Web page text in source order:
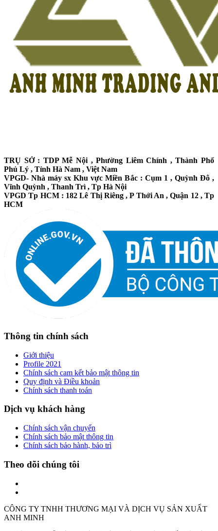
TRỤ SỞ : TDP Mễ Nội , Phường Liêm Chính , Thành Phố
Phủ Lý , Tỉnh Hà Nam , Việt Nam
VPGD- Nhà máy sx Khu vực Miền Bắc : Cụm 1 , Quỳnh Đô ,
Vĩnh Quỳnh , Thanh Trì , Tp Hà Nội
VPGD Tp HCM : 182 Lê Thị Riêng , P Thới An , Quận 12 , Tp
HCM
Thông tin chính sách
Giới thiệu
Profile 2021
Chính sách cam kết bảo mật thông tin
Quy định và Điều khoản
Chính sách thanh toán
Dịch vụ khách hàng
Chính sách vận chuyển
Chính sách bảo mật thông tin
Chính sách bảo hành, bảo trì
Theo dõi chúng tôi
CÔNG TY TNHH THƯƠNG MẠI VÀ DỊCH VỤ SẢN XUẤT
ANH MINH